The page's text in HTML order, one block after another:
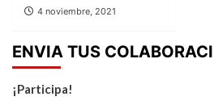
4 noviembre, 2021
ENVIA TUS
¡Participa!